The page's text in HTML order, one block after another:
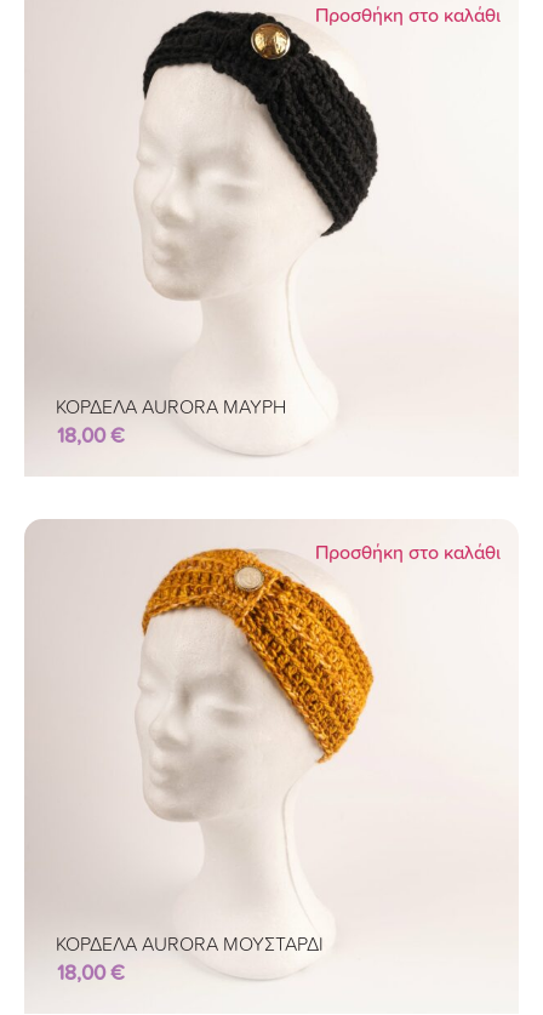
Προσθήκη στο καλάθι
ΚΟΡΔΕΛΑ AURORA ΜΑΥΡΗ
18,00€
Προσθήκη στο καλάθι
ΚΟΡΔΕΛΑ AURORA ΜΟΥΣΤΑΡΔΙ
18,00€